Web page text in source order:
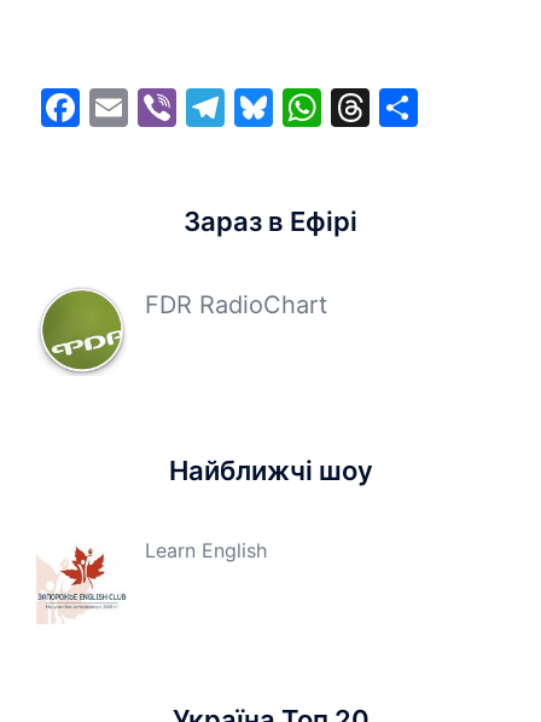
Facebook
EmailViberTelegram
Bluesky
WhatsApp
Threads
Зараз в Ефірі
FDR RadioChart
Найближчі шоу
Learn English